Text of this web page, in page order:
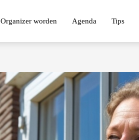
Organizer worden Agenda Tips